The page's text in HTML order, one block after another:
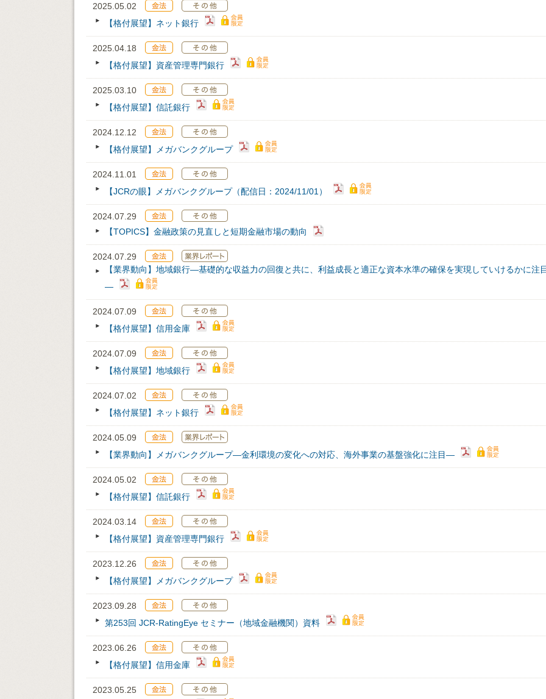
2025.05.02
【格付展望】ネット銀行
2025.04.18
【格付展望】資産管理専門銀行
2025.03.10
【格付展望】信託銀行
2024.12.12
【格付展望】メガバンクグループ
2024.11.01
【JCRの眼】メガバンクグループ（配信日：2024/11/01）
2024.07.29
【TOPICS】金融政策の見直しと短期金融市場の動向
2024.07.29
【業界動向】地域銀行―基礎的な収益力の回復と共に、利益成長と適正な資本水準の確保を実現していけるかに注
―
2024.07.09
【格付展望】信用金庫
2024.07.09
【格付展望】地域銀行
2024.07.02
【格付展望】ネット銀行
2024.05.09
【業界動向】メガバンクグループ—金利環境の変化への対応、海外事業の基盤強化に注目―
2024.05.02
【格付展望】信託銀行
2024.03.14
【格付展望】資産管理専門銀行
2023.12.26
【格付展望】メガバンクグループ
2023.09.28
第253回 JCR‐RatingEye セミナー（地域金融機関）資料
2023.06.26
【格付展望】信用金庫
2023.05.25